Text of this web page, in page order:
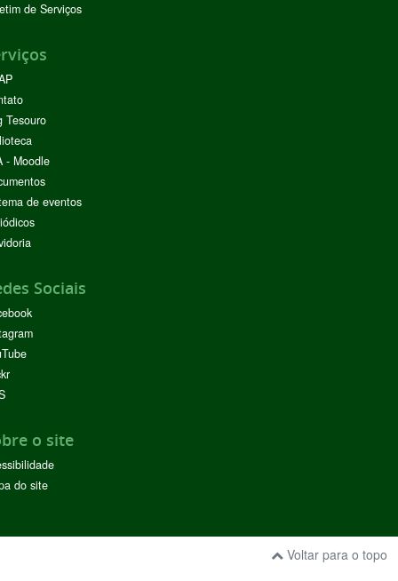
de Serviços
Tesouro
- Moodle
de eventos
Sociais
o site
do site
Voltar para o topo